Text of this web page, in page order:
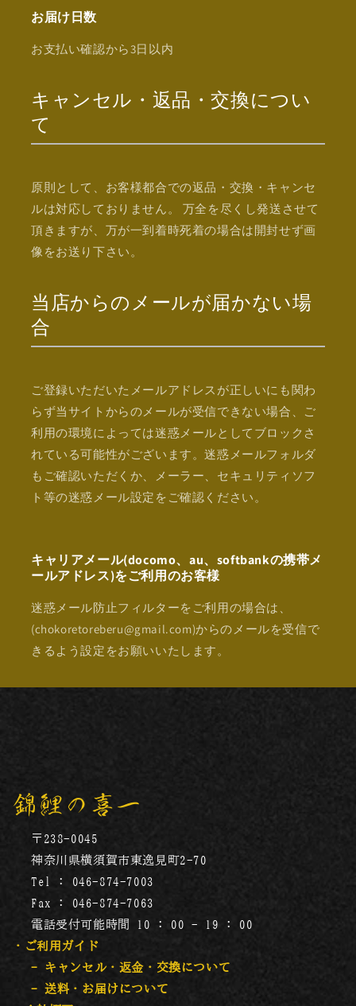
お届け日数
お支払い確認から3日 以内
キャンセル・返品・交換につい
て
原則として、お客様都合での返品・交換・キャンセ
ルは対応しておりません。 万全を尽くし発送させて
頂きますが、万が一到着時死着の場合は開封せず画
像をお送り下さい。
当店からのメールが届かない場
合
ご登録いただいたメールアドレスが正しいにも関わ
らず当サイトからのメールが受信できない場合、ご
利用の環境によっては迷惑メールとしてブロックさ
れている可能性がございます。迷惑メールフォルダ
もご確認いただくか、メーラー、セキュリティソフ
ト等の迷惑メール設定をご確認ください。
キャリアメール(docomo、au、softbankの携帯メ
ールアドレス)をご利用のお客様
迷惑メール防止フィルターをご利用の場合は、
(chokoretoreberu@gmail.com)からのメールを受信で
きるよう設定をお願いいたします。
錦鯉の喜一
〒238-0045
神奈川県横須賀市東逸見町2-70
Tel : 046-874-7003
Fax : 046-874-7063
電話受付可能時間 10 : 00 - 19 : 00
・ご利用ガイド
- キャンセル・返金・交換について
- 送料・お届けについて